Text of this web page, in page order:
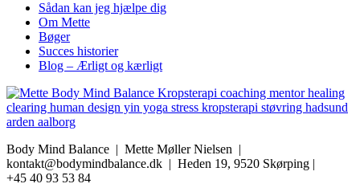
Sådan kan jeg hjælpe dig
Om Mette
Bøger
Succes historier
Blog – Ærligt og kærligt
Body Mind Balance | Mette Møller Nielsen |
kontakt@bodymindbalance.dk | Heden 19, 9520 Skørping |
+45 40 93 53 84